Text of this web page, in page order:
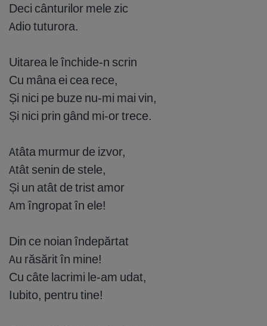
Deci cânturilor mele zic
Adio tuturora.
Uitarea le închide-n scrin
Cu mâna ei cea rece,
Și nici pe buze nu-mi mai vin,
Și nici prin gând mi-or trece.
Atâta murmur de izvor,
Atât senin de stele,
Și un atât de trist amor
Am îngropat în ele!
Din ce noian îndepărtat
Au răsărit în mine!
Cu câte lacrimi le-am udat,
Iubito, pentru tine!